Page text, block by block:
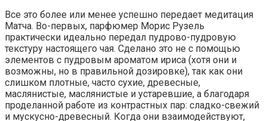
Все это более или менее успешно передает медитация
Матча. Во-первых, парфюмер Морис Рузель
практически идеально передал пудрово-пудровую
текстуру настоящего чая. Сделано это не с помощью
элементов с пудровым ароматом ириса (хотя они и
возможны, но в правильной дозировке), так как они
слишком плотные, часто сухие, древесные,
маслянистые, маслянистые и устаревшие, а благодаря
проделанной работе из контрастных пар: сладко-свежий
и мускусно-древесный. Когда они взаимодействуют,